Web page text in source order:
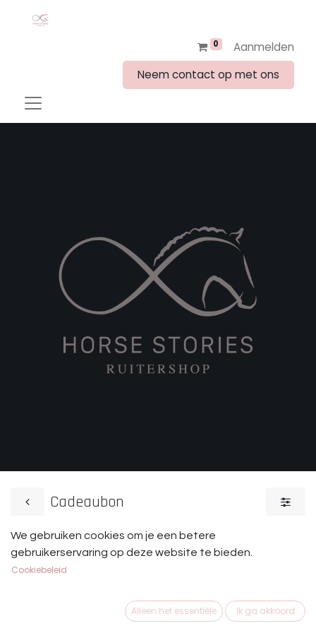
0
Aanmelden
Neem contact op met ons
Cadeaubon
We gebruiken cookies om je een betere
gebruikerservaring op deze website te bieden.
Cookiebeleid
Alleen het essentiële Ik ga akkoord